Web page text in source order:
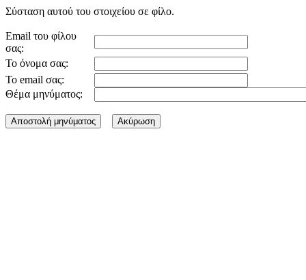
Σύσταση αυτού του στοιχείου σε φίλο.
Email του φίλου
σας:
Το όνομα σας:
Το email σας:
Θέμα μηνύματος: